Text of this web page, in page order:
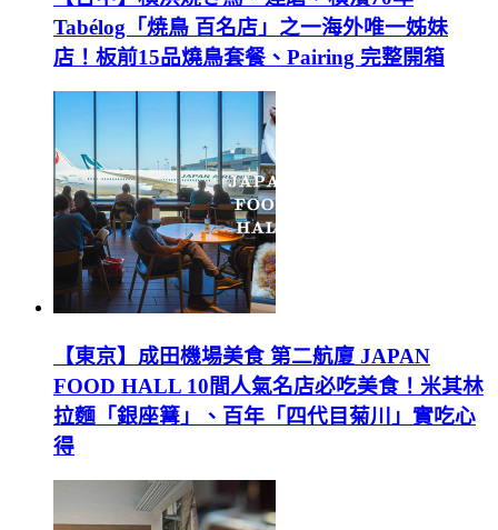
Tabélog「焼鳥 百名店」之一海外唯一姊妹
店！板前15品燒鳥套餐、Pairing 完整開箱
【東京】成田機場美食 第二航廈 JAPAN
FOOD HALL 10間人氣名店必吃美食！米其林
拉麵「銀座篝」、百年「四代目菊川」實吃心
得